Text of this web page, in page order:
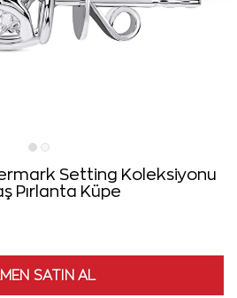
Setting Koleksiyonu
Pırlanta Küpe
SATIN AL